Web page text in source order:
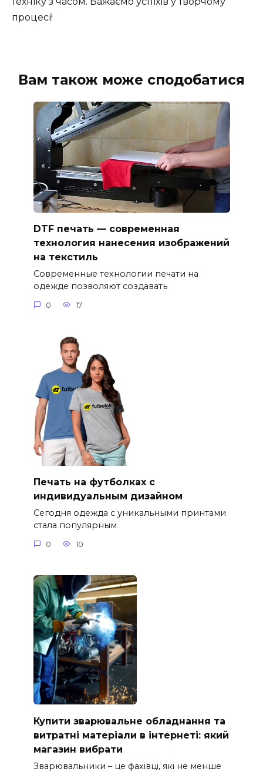
процесі!
Вам також може сподобатися
DTF печать — современная
технология нанесения изображений
на текстиль
Современные технологии печати на
одежде позволяют создавать
0 17
Печать на футболках с
индивидуальным дизайном
Сегодня одежда с уникальными принтами
стала популярным
0 10
Купити зварювальне обладнання та
витратні матеріали в інтернеті: який
магазин вибрати
Зварювальники – це фахівці, які не менше